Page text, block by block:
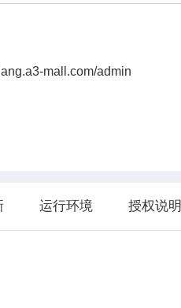
mall.com/admin
运行环境 授权说明